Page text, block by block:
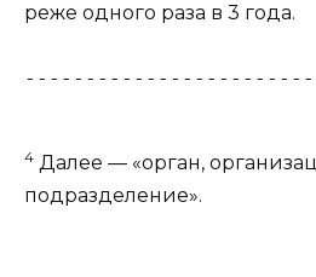
реже одного раза в 3 года.
4 Далее — «орган,
подразделение».